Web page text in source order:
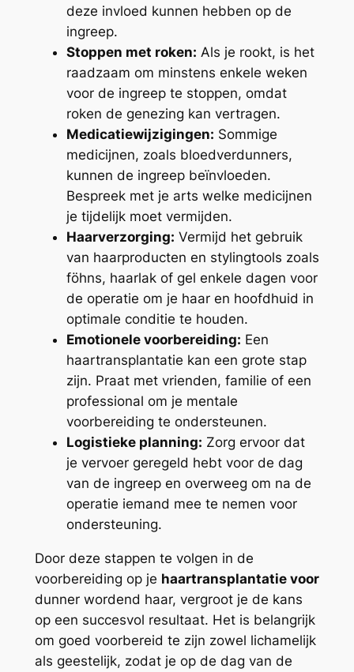
deze invloed kunnen hebben op de
ingreep.
Stoppen met roken: Als je rookt, is het
raadzaam om minstens enkele weken
voor de ingreep te stoppen, omdat
roken de genezing kan vertragen.
Medicatiewijzigingen: Sommige
medicijnen, zoals bloedverdunners,
kunnen de ingreep beïnvloeden.
Bespreek met je arts welke medicijnen
je tijdelijk moet vermijden.
Haarverzorging: Vermijd het gebruik
van haarproducten en stylingtools zoals
föhns, haarlak of gel enkele dagen voor
de operatie om je haar en hoofdhuid in
optimale conditie te houden.
Emotionele voorbereiding: Een
haartransplantatie kan een grote stap
zijn. Praat met vrienden, familie of een
professional om je mentale
voorbereiding te ondersteunen.
Logistieke planning: Zorg ervoor dat
je vervoer geregeld hebt voor de dag
van de ingreep en overweeg om na de
operatie iemand mee te nemen voor
ondersteuning.
Door deze stappen te volgen in de
voorbereiding op je haartransplantatie voor
dunner wordend haar, vergroot je de kans
op een succesvol resultaat. Het is belangrijk
om goed voorbereid te zijn zowel lichamelijk
als geestelijk, zodat je op de dag van de